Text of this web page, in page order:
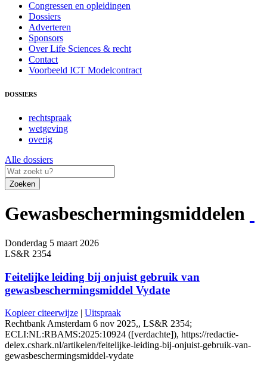
Congressen en opleidingen
Dossiers
Adverteren
Sponsors
Over Life Sciences & recht
Contact
Voorbeeld ICT Modelcontract
DOSSIERS
rechtspraak
wetgeving
overig
Alle dossiers
Zoeken
Gewasbeschermingsmiddelen
Donderdag 5 maart 2026
LS&R 2354
Feitelijke leiding bij onjuist gebruik van
gewasbeschermingsmiddel Vydate
Kopieer citeerwijze | Uitspraak
Rechtbank Amsterdam 6 nov 2025,, LS&R 2354;
ECLI:NL:RBAMS:2025:10924 ([verdachte]), https://redactie-
delex.cshark.nl/artikelen/feitelijke-leiding-bij-onjuist-gebruik-van-
gewasbeschermingsmiddel-vydate